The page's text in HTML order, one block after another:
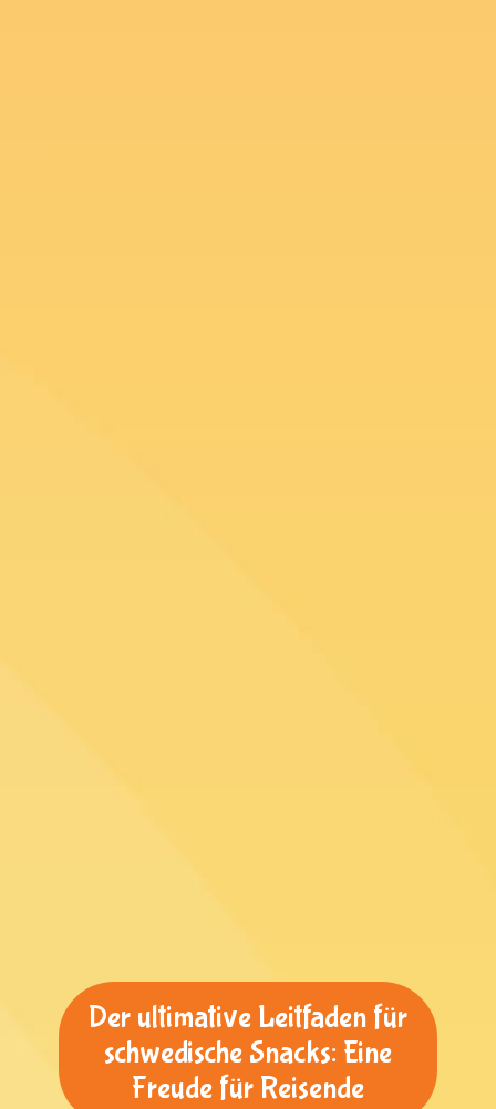
Der ultimative Leitfaden für
schwedische Snacks: Eine
Freude für Reisende